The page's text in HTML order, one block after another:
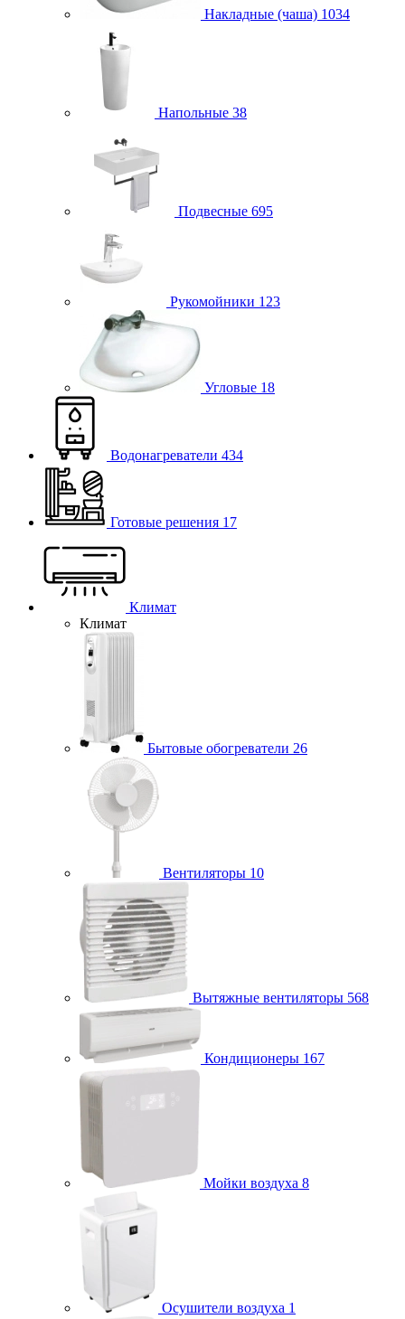
Накладные (чаша) 1034
Напольные 38
Подвесные 695
Рукомойники 123
Угловые 18
Водонагреватели 434
Готовые решения 17
Климат
Климат
Бытовые обогреватели 26
Вентиляторы 10
Вытяжные вентиляторы 568
Кондиционеры 167
Мойки воздуха 8
Осушители воздуха 1